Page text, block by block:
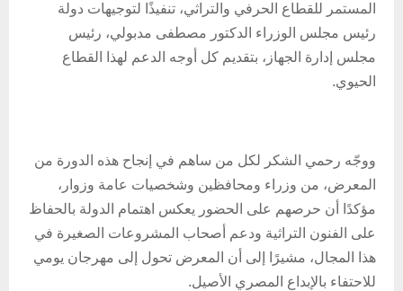
المستمر للقطاع الحرفي والتراثي، تنفيذًا لتوجيهات دولة
رئيس مجلس الوزراء الدكتور مصطفى مدبولي، رئيس
مجلس إدارة الجهاز، بتقديم كل أوجه الدعم لهذا القطاع
الحيوي.
ووجّه رحمي الشكر لكل من ساهم في إنجاح هذه الدورة من
المعرض، من وزراء ومحافظين وشخصيات عامة وزوار،
مؤكدًا أن حرصهم على الحضور يعكس اهتمام الدولة بالحفاظ
على الفنون التراثية ودعم أصحاب المشروعات الصغيرة في
هذا المجال، مشيرًا إلى أن المعرض تحول إلى مهرجان يومي
للاحتفاء بالإبداع المصري الأصيل.